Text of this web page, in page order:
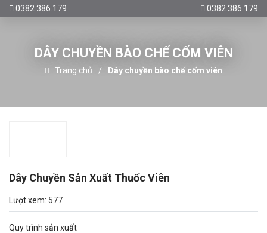
0382.386.179 0382.386.179
DÂY CHUYỀN BÀO CHẾ CỐM VIÊN
Trang chủ Dây chuyền bào chế cốm viên
Dây Chuyền Sản Xuất Thuốc Viên
Lượt xem: 577
Quy trình sản xuất